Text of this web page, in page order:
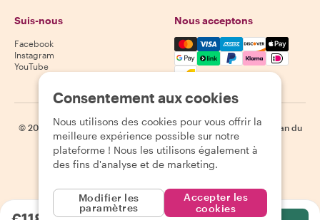
Suis-nous
Facebook
Instagram
YouTube
Nous acceptons
Mastercard, Visa, Amex,
© 2026 Withlocals.com | Politique de confidentialité | Cookies
Plan du
site
Consentement aux cookies
Nous utilisons des cookies pour vous offrir la
meilleure expérience possible sur notre
plateforme ! Nous les utilisons également à
des fins d'analyse et de marketing.
Modifier les
paramètres
Accepter les
cookies